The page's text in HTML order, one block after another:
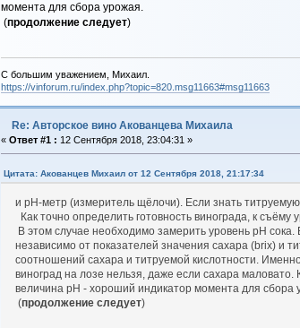
момента для сбора урожая.
(продолжение следует)
С большим уважением, Михаил.
https://vinforum.ru/index.php?topic=820.msg11663#msg11663
Re: Авторское вино Акованцева Михаила
« Ответ #1 : 12 Сентября 2018, 23:04:31 »
Цитата: Акованцев Михаил от 12 Сентября 2018, 21:17:34
и pH-метр (измеритель щёлочи). Если знать
Как точно определить готовность винограда, к съёму
В этом случае необходимо замерить уровень рН
независимо от показателей значения сахара (brix) и
соотношений сахара и титруемой кислотности.
виноград на лозе нельзя, даже если сахара маловато.
величина рН - хороший индикатор момента для сбора
(продолжение следует)